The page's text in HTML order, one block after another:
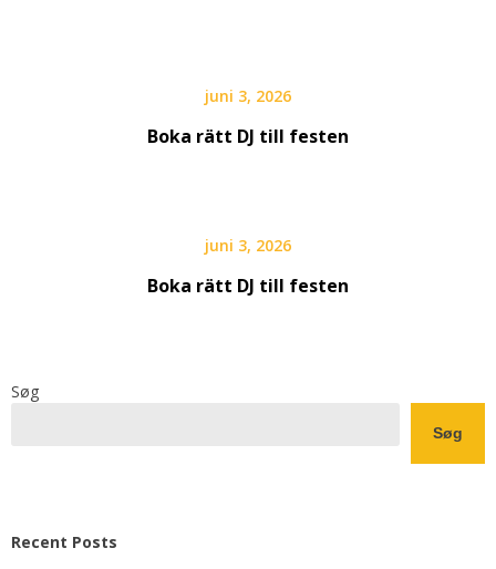
juni 3, 2026
Boka rätt DJ till festen
juni 3, 2026
Boka rätt DJ till festen
Søg
Søg
Recent Posts